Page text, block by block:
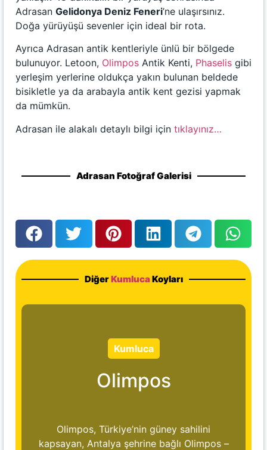
Adrasan Gelidonya Deniz Feneri’ne ulaşırsınız.
Doğa yürüyüşü sevenler için ideal bir rota.
Ayrıca Adrasan antik kentleriyle ünlü bir bölgede
bulunuyor. Letoon, Olimpos Antik Kenti, Phaselis gibi
yerleşim yerlerine oldukça yakın bulunan beldede
bisikletle ya da arabayla antik kent gezisi yapmak
da mümkün.
Adrasan ile alakalı detaylı bilgi için tıklayınız…
Adrasan Fotoğraf Galerisi
DiğerKumlucaKoyları
Kumluca
Olimpos
Olimpos, Türkiye’nin güney sahilini
kapsayan, Antalya şehrine bağlı Olimpos –